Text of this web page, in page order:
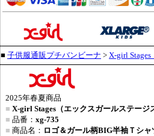
■ 子供服通販プチバンビーナ > X-girl Stages
2025年春夏商品
■ X-girl Stages（エックスガールステージ
■ 品番： xg-735
■ 商品名： ロゴ＆ガール柄BIG半袖Ｔシャ